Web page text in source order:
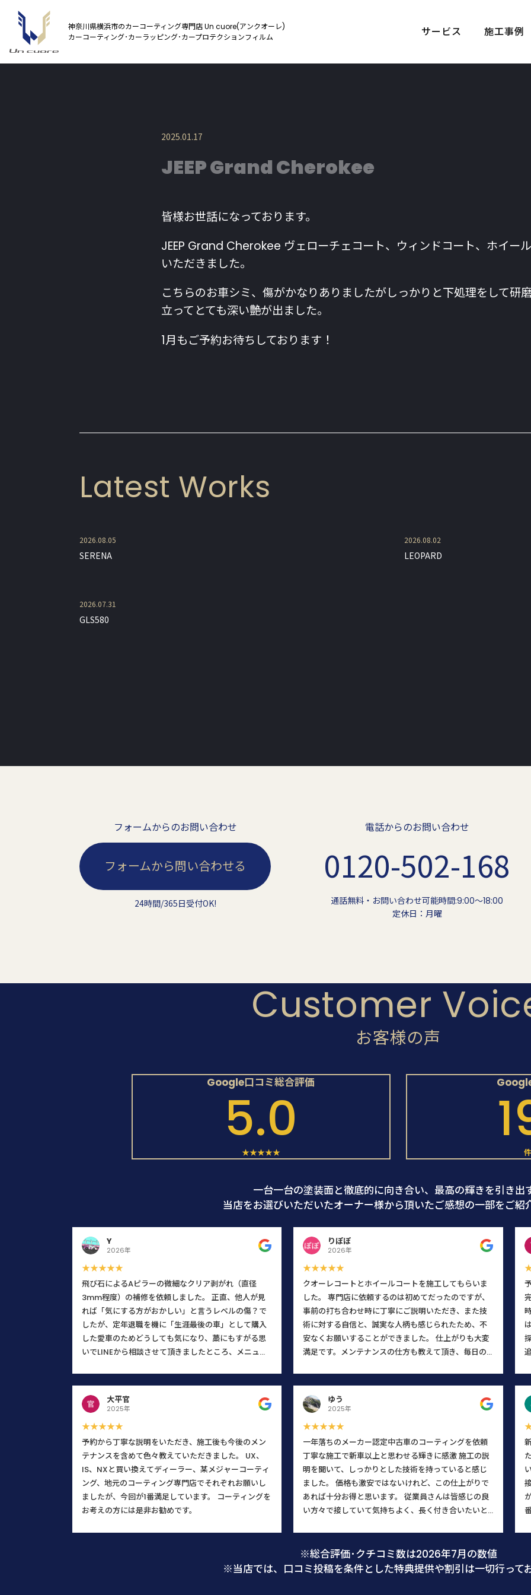
神奈川県横浜市のカーコーティング専門店 Un cuore(アンクオーレ)
カーコーティング･カーラッピング･カープロテクションフィルム
サービス 施工事例
2025.01.17
JEEP Grand Cherokee
皆様お世話になっております。
JEEP Grand Cherokee ヴェローチェコート、ウィンドコート、ホイー
いただきました。
こちらのお車シミ、傷がかなりありましたがしっかりと下処理をして研
立ってとても深い艶が出ました。
1月もご予約お待ちしております！
Latest Works
2026.08.05
SERENA
2026.08.02
LEOPARD
2026.07.31
GLS580
フォームからのお問い合わせ
フォームから問い合わせる
24時間/365日受付OK!
電話からのお問い合わせ
0120-502-168
通話無料・お問い合わせ可能時間:9:00〜18:00
定休日：月曜
Customer
お客様の声
Google口コミ総合評価
5.0
★★★★★
一台一台の塗装面と徹底的に向き合い、最高の輝きを引き出
当店をお選びいただいたオーナー様から頂いたご感想の一部をご紹
Y
2026年
★★★★★
飛び石によるAピラーの微細なクリア剥がれ（直径
3mm程度）の補修を依頼しました。 正直、他人が見
れば「気にする方がおかしい」と言うレベルの傷？で
したが、定年退職を機に「生涯最後の車」として購入
した愛車のためどうしても気になり、藁にもすがる思
いでLINEから相談させて頂きましたところ、メニュー
予約日当日も、馬場さんは「私が何を気にし、何にこ
だわっているのか」を正確に把握するために、本当に
たな」と感じた瞬間、不安な気持ちがスッと消えとて
も安心したと同時に、顧客の要望やこだわりを真摯に
ヒアリングし正確に把握することがいかに大切か、こ
の歳になって若い馬場さんから改めて学ばせて頂いた
次第です。 そして、こちらの車への愛情をしっかりと
汲み取っていただけたからこそ、仕上がりも文句な
し、100%満足のいく素晴らしい状態に仕上げてくださ
いると感じました。 ネットで偶然見つけたお店でした
りぽぽ
2026年
★★★★★
クオーレコートとホイールコートを施工してもらいま
した。 専門店に依頼するのは初めてだったのですが、
事前の打ち合わせ時に丁寧にご説明いただき、また技
術に対する自信と、誠実な人柄も感じられたため、不
安なくお願いすることができました。 仕上がりも大変
満足です。メンテナンスの仕方も教えて頂き、毎日の
大平官
2025年
★★★★★
予約から丁寧な説明をいただき、施工後も今後のメン
テナンスを含めて色々教えていただきました。 UX、
IS、NXと買い換えてディーラー、某メジャーコーティ
ング、地元のコーティング専門店でそれぞれお願いし
ましたが、今回が1番満足しています。 コーティングを
お考えの方には是非お勧めです。
ゆう
2025年
★★★★★
一年落ちのメーカー認定中古車のコーティングを依頼
丁寧な施工で新車以上と思わせる輝きに感激 施工の説
明を聞いて、しっかりとした技術を持っていると感じ
ました。 価格も激安ではないけれど、この仕上がりで
あれば十分お得と思います。 従業員さんは皆感じの良
い方々で接していて気持ちよく、長く付き合いたいと
※総合評価･クチコミ数は2026年7月の数値
※当店では、口コミ投稿を条件とした特典提供や割引は一切行って